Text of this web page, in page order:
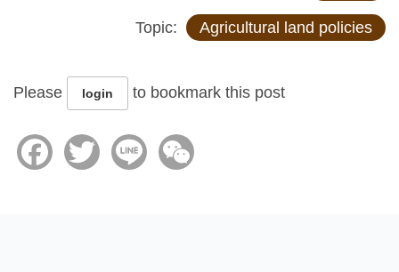
Topic: Agricultural land policies
Please login to bookmark this post
FacebookTwitter Line